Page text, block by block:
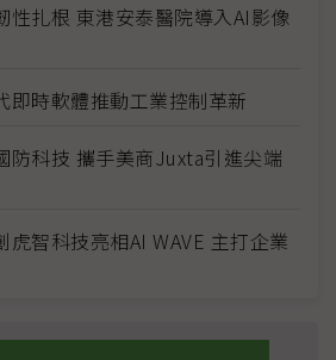
性扎根 東港安泰醫院導入AI影像
即時軟體推動工業控制革新
防科技 攜手美商Juxta引進尖端
虎智科技亮相AI WAVE 主打企業